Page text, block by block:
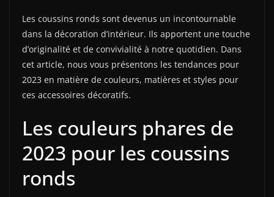
Les coussins ronds sont devenus un incontournable
dans la décoration d’intérieur. Ils apportent une touche
d’originalité et de convivialité à notre quotidien. Dans
cet article, nous vous présentons les tendances pour
2023 en matière de couleurs, matières et styles pour
ces accessoires décoratifs.
Les couleurs phares de
2023 pour les coussins
ronds